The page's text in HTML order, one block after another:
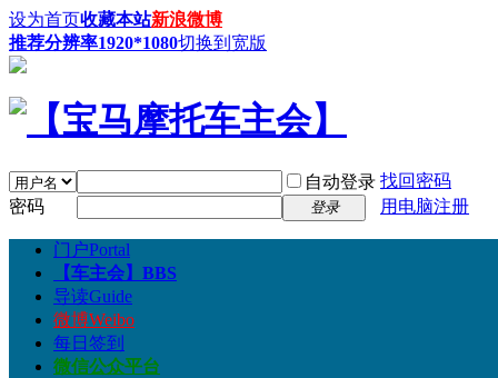
设为首页收藏本站新浪微博
推荐分辨率1920*1080切换到宽版
自动登录 找回密码
密码
登录 用电脑注册
门户Portal
【车主会】 BBS
导读Guide
微博Weibo
每日签到
微信公众平台